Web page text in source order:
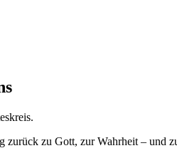
zurück zu Gott, zur Wahrheit – und